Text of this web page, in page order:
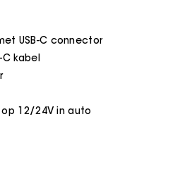
USB-C connector
C kabel
12/24V in auto